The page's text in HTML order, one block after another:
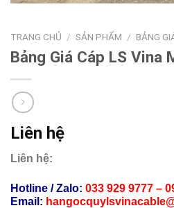
TRANG CHỦ / SẢN PHẨM / BẢNG
Bảng Giá Cáp LS Vina
Liên hệ
Liên hệ:
Hotline / Zalo: 033 929 9777 –
Email: hangocquylsvinacable